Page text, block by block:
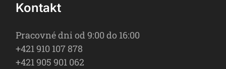
Kontakt
Pracovné dni od 9:00 do 16:00
+421 910 107 878
+421 905 901 062